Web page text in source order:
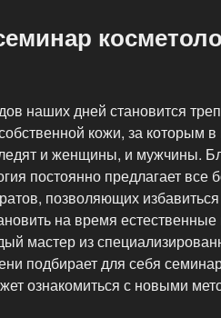
наших дней становится
кожи, за которым
и женщины, и мужчины.
постоянно предлагает все
позволяющих
на время
мастер из
подбирает для себя
ознакомиться с новыми